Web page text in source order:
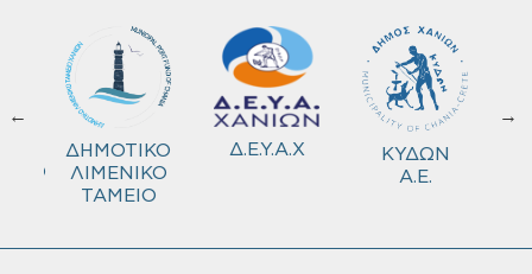
←
ΔΗΜΟΤΙΚΟ
ΛΙΜΕΝΙΚΟ
ΤΑΜΕΙΟ
Δ.Ε.Υ.Α.Χ
ΚΥΔΩΝ
Α.Ε.
→